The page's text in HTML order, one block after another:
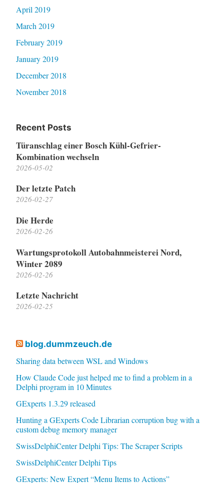
April 2019
March 2019
February 2019
January 2019
December 2018
November 2018
Recent Posts
Türanschlag einer Bosch Kühl-Gefrier-
Kombination wechseln
2026-05-02
Der letzte Patch
2026-02-27
Die Herde
2026-02-26
Wartungsprotokoll Autobahnmeisterei Nord,
Winter 2089
2026-02-26
Letzte Nachricht
2026-02-25
blog.dummzeuch.de
Sharing data between WSL and Windows
How Claude Code just helped me to find a problem in a
Delphi program in 10 Minutes
GExperts 1.3.29 released
Hunting a GExperts Code Librarian corruption bug with a
custom debug memory manager
SwissDelphiCenter Delphi Tips: The Scraper Scripts
SwissDelphiCenter Delphi Tips
GExperts: New Expert “Menu Items to Actions”